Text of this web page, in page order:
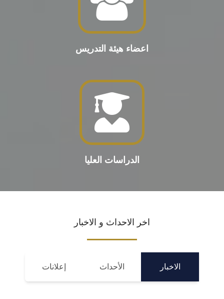
اعضاء هيئة التدريس
الدراسات العليا
اخر الاحداث و الاخبار
الاخبار الأحداث إعلانات